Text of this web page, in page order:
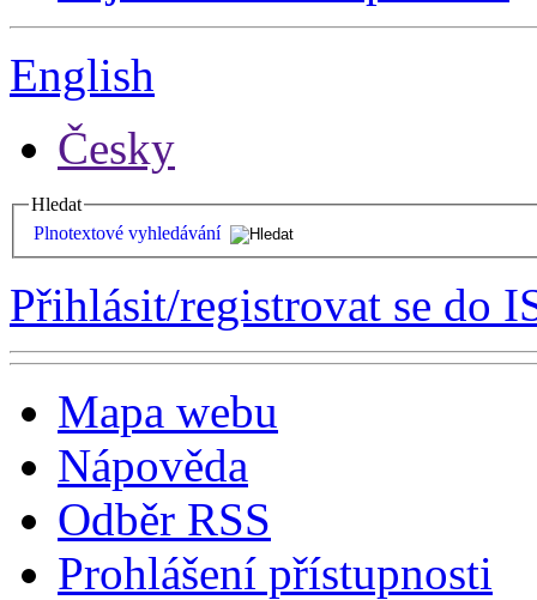
English
Česky
Hledat
Plnotextové vyhledávání
Přihlásit/registrovat se do
Mapa webu
Nápověda
Odběr RSS
Prohlášení přístupnosti